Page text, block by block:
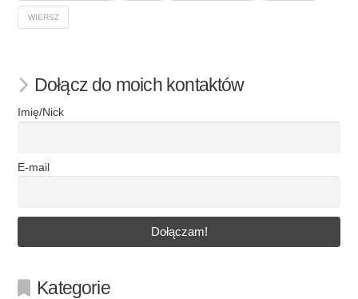
WIERSZ
Dołącz do moich kontaktów
Imię/Nick
E-mail
Kategorie